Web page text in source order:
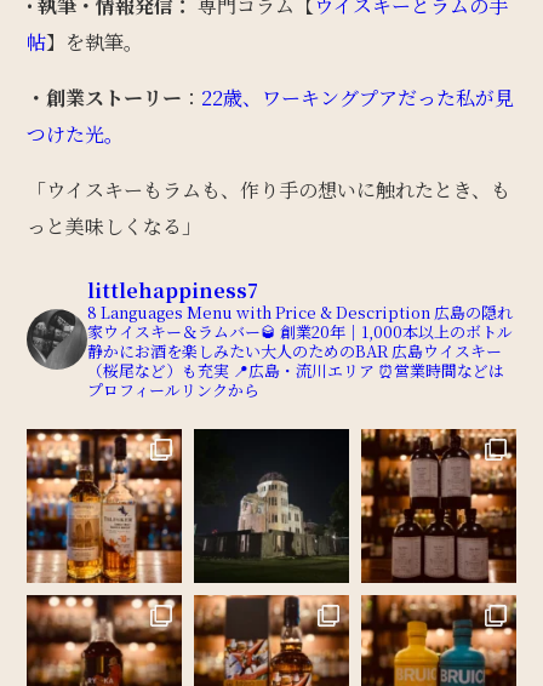
帖】を執筆。
・創業ストーリー ： 22歳、ワーキングプアだった私が見
つけた光。
「ウイスキーもラムも、作り手の想いに触れたとき、も
っと美味しくなる」
littlehappiness7
8 Languages Menu with Price & Description 広島の隠れ
家ウイスキー＆ラムバー🥃 創業20年｜1,000本以上のボトル
静かにお酒を楽しみたい大人のためのBAR 広島ウイスキー
（桜尾など）も充実 📍広島・流川エリア ⏰営業時間などは
プロフィールリンクから